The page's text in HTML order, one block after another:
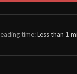
time:Less than 1